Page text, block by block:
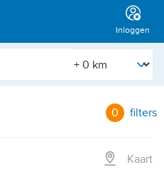
Inloggen
[Straal]
0 filters
Kaart